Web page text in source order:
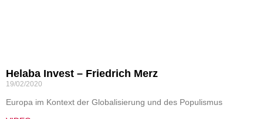
Helaba Invest – Friedrich Merz
19/02/2020
Europa im Kontext der Globalisierung und des Populismus